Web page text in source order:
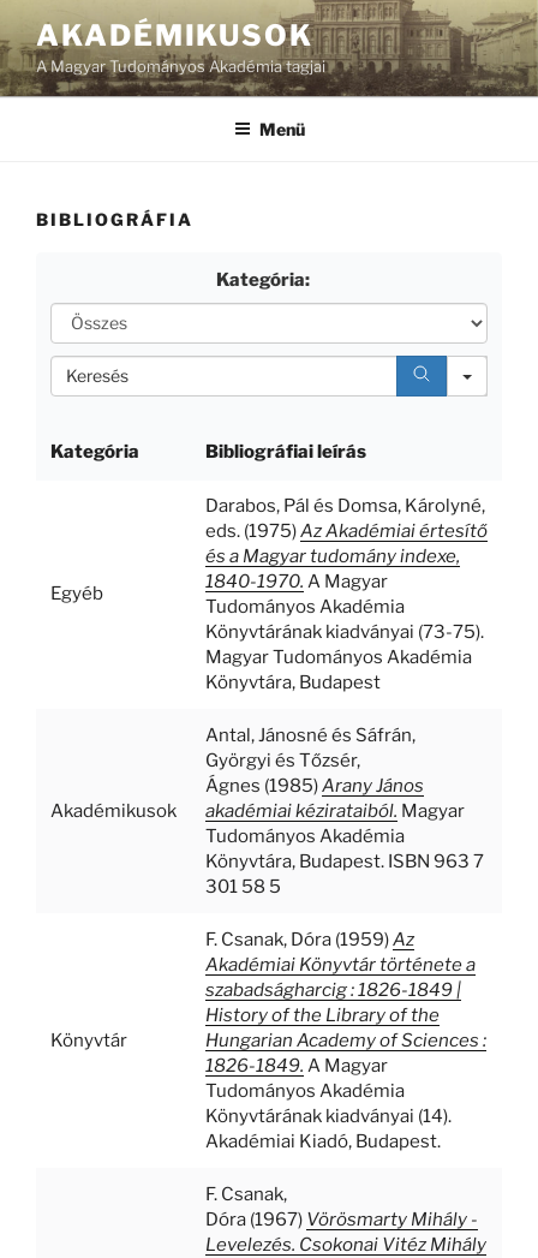
AKADÉMIKUSOK
A Magyar Tudományos Akadémia tagjai
Menü
BIBLIOGRÁFIA
Kategória:
Ö
s
s
z
s
S
e
rKategória Bibliográfiai leírás
Egyéb
Darabos, Pál és Domsa, Károlyné,
eds. (1975)Az Akadémiai értesítő
és a Magyar tudomány indexe,
1840-1970. A Magyar
Tudományos Akadémia
Könyvtárának kiadványai (73-75).
Magyar Tudományos Akadémia
Könyvtára, Budapest
Akadémikusok
Antal, Jánosné és Sáfrán,
Györgyi és Tőzsér,
Ágnes (1985)Arany János
akadémiai kézirataiból. Magyar
Tudományos Akadémia
Könyvtára, Budapest. ISBN 963 7
301 58 5
Könyvtár
F. Csanak, Dóra(1959)Az
Akadémiai Könyvtár története a
szabadságharcig : 1826-1849 |
History of the Library of the
Hungarian Academy of Sciences :
1826-1849. A Magyar
Tudományos Akadémia
Könyvtárának kiadványai (14).
Akadémiai Kiadó, Budapest.
F. Csanak,
Dóra(1967) Vörösmarty Mihály -
Levelezés. Csokonai Vitéz Mihály